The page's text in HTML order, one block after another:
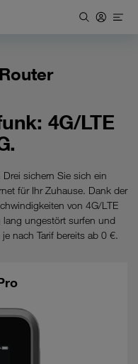
4G/LTE
sichern Sie sich ein
für Ihr Zuhause. Dank der
von 4G/LTE
lang ungestört surfen und
nach Tarif bereits ab 0 €.